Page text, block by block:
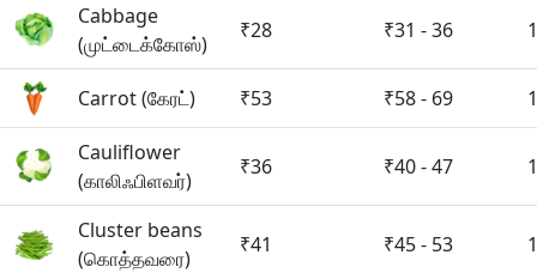
Cabbage
(முட்டைக்கோஸ்)
₹28 ₹31 - 36
Carrot (கேரட்) ₹53 ₹58 - 69
Cauliflower
(காலிஃபிளவர்)
₹36 ₹40 - 47
Cluster beans
(கொத்தவரை)
₹41 ₹45 - 53